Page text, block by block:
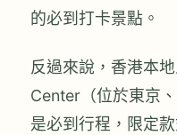
的必到打卡景點。
反過來說，香港本
Center（位於東京
是必到行程，限定